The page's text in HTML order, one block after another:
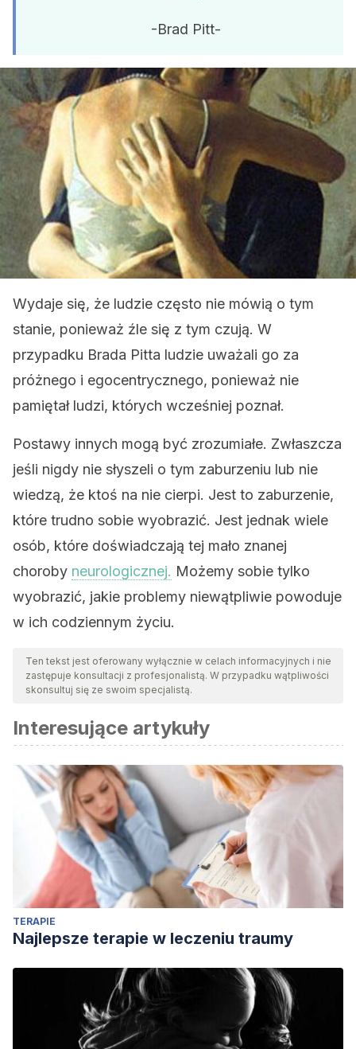
-Brad Pitt-
Wydaje się, że ludzie często nie mówią o tym
stanie, ponieważ źle się z tym czują. W
przypadku Brada Pitta ludzie uważali go za
próżnego i egocentrycznego, ponieważ nie
pamiętał ludzi, których wcześniej poznał.
Postawy innych mogą być zrozumiałe. Zwłaszcza
jeśli nigdy nie słyszeli o tym zaburzeniu lub nie
wiedzą, że ktoś na nie cierpi. Jest to zaburzenie,
które trudno sobie wyobrazić. Jest jednak wiele
osób, które doświadczają tej mało znanej
choroby neurologicznej. Możemy sobie tylko
wyobrazić, jakie problemy niewątpliwie powoduje
w ich codziennym życiu.
Ten tekst jest oferowany wyłącznie w celach informacyjnych i nie
zastępuje konsultacji z profesjonalistą. W przypadku wątpliwości
skonsultuj się ze swoim specjalistą.
Interesujące artykuły
TERAPIE
Najlepsze terapie w leczeniu traumy